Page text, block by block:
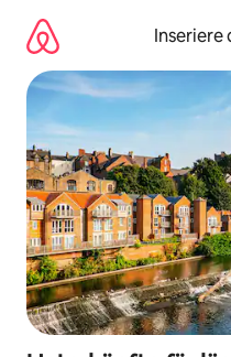
Inhalten
springen